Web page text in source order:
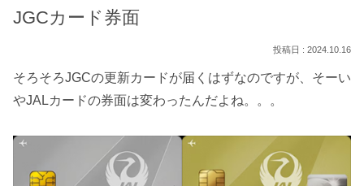
JGCカード券面
2024.10.16
そろそろJGCの更新カードが届くはずなのですが、そーい
やJALカードの券面は変わったんだよね。。。